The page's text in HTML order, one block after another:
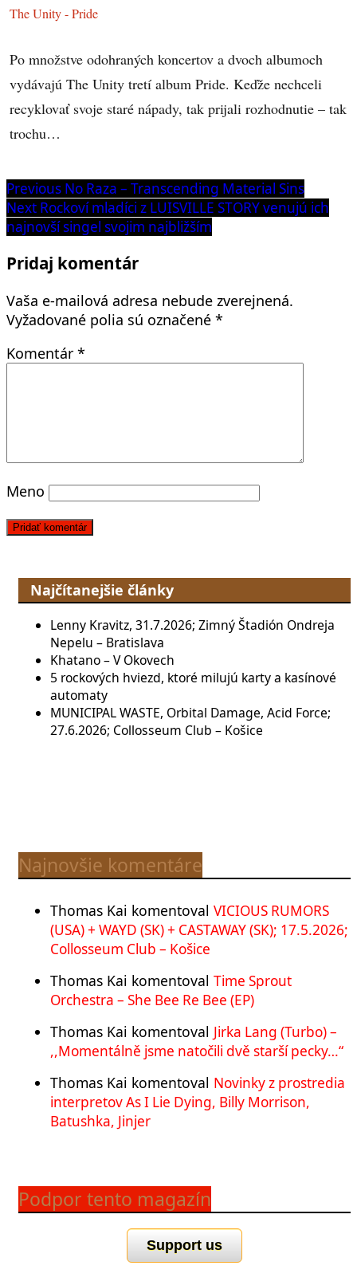
The Unity - Pride
Po množstve odohraných koncertov a dvoch albumoch
vydávajú The Unity tretí album Pride. Keďže nechceli
recyklovať svoje staré nápady, tak prijali rozhodnutie – tak
trochu…
Navigácia
v
článku
Previous Previous
post:
No Raza – Transcending Material Sins
Next Next
post:
Rockoví mladíci z LUISVILLE STORY venujú ich
najnovší singel svojim najbližším
Pridaj komentár
Vaša e-mailová adresa nebude zverejnená.
Vyžadované polia sú označené *
Komentár *
Meno
Najčítanejšie články
Lenny Kravitz, 31.7.2026; Zimný Štadión Ondreja
Nepelu – Bratislava
Khatano – V Okovech
5 rockových hviezd, ktoré milujú karty a kasínové
automaty
MUNICIPAL WASTE, Orbital Damage, Acid Force;
27.6.2026; Collosseum Club – Košice
Najnovšie komentáre
Thomas Kai komentoval VICIOUS RUMORS
(USA) + WAYD (SK) + CASTAWAY (SK); 17.5.2026;
Collosseum Club – Košice
Thomas Kai komentoval Time Sprout
Orchestra – She Bee Re Bee (EP)
Thomas Kai komentoval Jirka Lang (Turbo) –
,,Momentálně jsme natočili dvě starší pecky…“
Thomas Kai komentoval Novinky z prostredia
interpretov As I Lie Dying, Billy Morrison,
Batushka, Jinjer
Podpor tento magazín
Support us